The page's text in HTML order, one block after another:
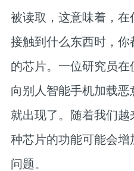
被读取，这意味着，
接触到什么东西时，
的芯片。一位研究员
向别人智能手机加载
就出现了。随着我们
种芯片的功能可能会
问题。